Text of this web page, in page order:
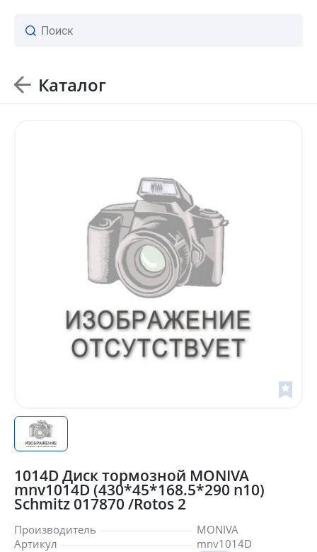
Каталог
1014D Диск тормозной MONIVA
mnv1014D (430*45*168.5*290 n10)
Schmitz 017870 /Rotos 2
Производитель
MONIVA
Артикул
mnv1014D